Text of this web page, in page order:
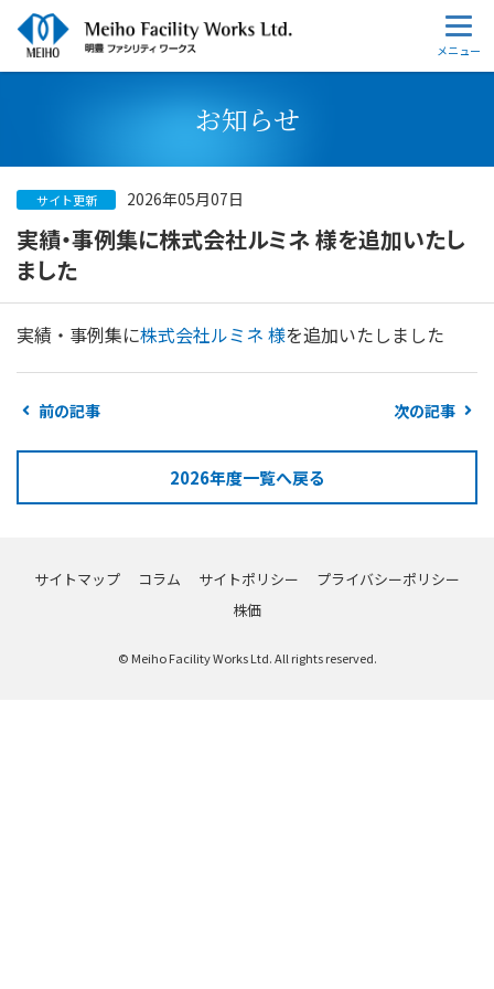
お知らせ
サイト更新 2026年05月07日
実績・事例集に株式会社ルミネ 様を追加いたし
ました
実績・事例集に株式会社ルミネ 様を追加いたしました
前の記事 次の記事
2026年度一覧へ戻る
サイトマップ コラム サイトポリシー
プライバシーポリシー
株価
© Meiho Facility Works Ltd. All rights reserved.